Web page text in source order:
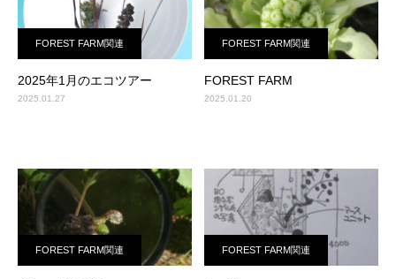
FOREST FARM関連
2025年1月のエコツアー
2025.01.27
FOREST FARM関連
FOREST FARM
2025.01.20
FOREST FARM関連 FOREST FARM関連